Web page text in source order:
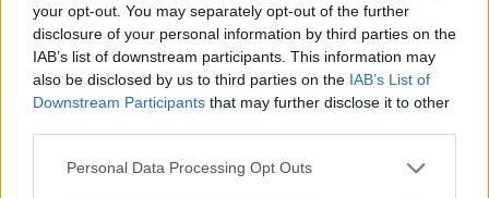
your opt-out. You may separately opt-out of the further
disclosure of your personal information by third parties on the
IAB’s list of downstream participants. This information may
also be disclosed by us to third parties on the IAB’s List of
Downstream Participants that may further disclose it to other
Personal Data Processing Opt Outs
Kokoamme tälle sivulle vinkkejä hotelleista ja muista
majapaikoista. Vinkit ovat teidän, lukijoidemme, meille
hotellivinkkejä, kerro niistä meille muillekin.